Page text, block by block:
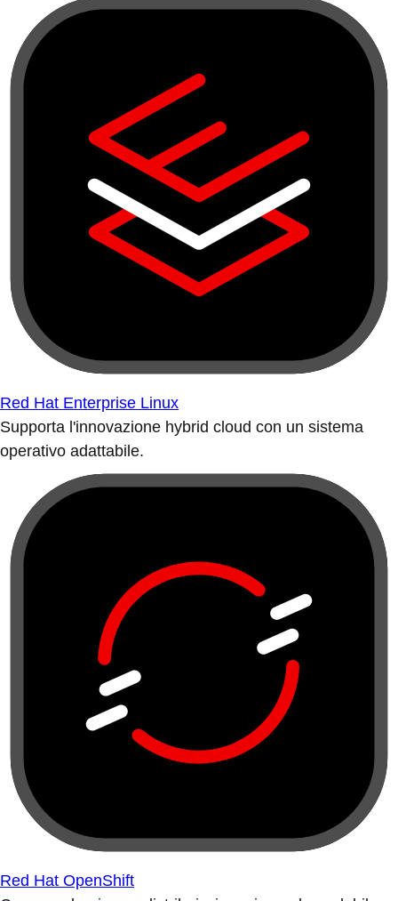
Red Hat Enterprise Linux
Supporta l'innovazione hybrid cloud con un sistema
operativo adattabile.
Red Hat OpenShift